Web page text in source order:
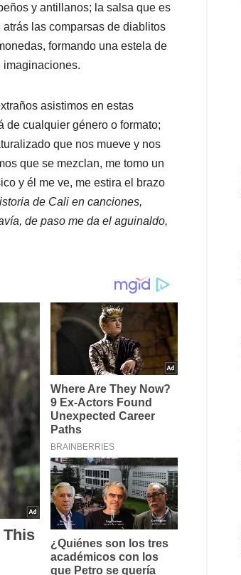
y antillanos; la salsa que es
las comparsas de diablitos
formando una estela de
imaginaciones.
asistimos en estas
cualquier género o formato;
que nos mueve y nos
que se mezclan, me tomo un
y él me ve, me estira el brazo
de Cali en canciones,
de paso me da el aguinaldo,